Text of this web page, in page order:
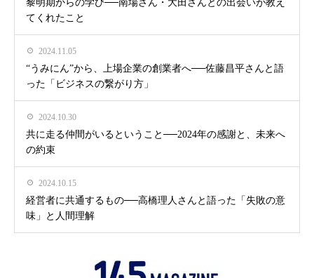
黎明期からの学び──南場さん・大田さんとの出会いが教え
てくれたこと
2024.11.05
“うみにん”から、上場企業の創業者へ──佐藤昌平さんと語
った「ビジネスの繋がり方」
2024.10.30
共に走る仲間がいるということ──2024年の感謝と、未来へ
の約束
2024.10.15
経営者に共通するもの──高橋理人さんと語った「失敗の意
味」と人間理解